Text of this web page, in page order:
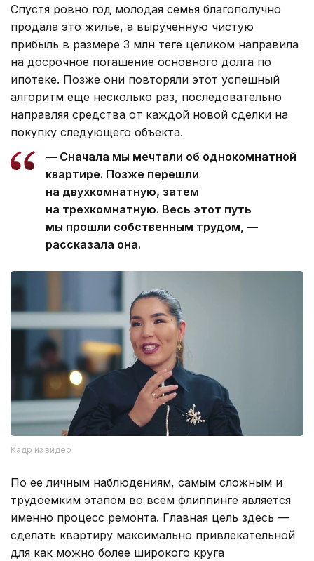
Спустя ровно год молодая семья благополучно
продала это жилье, а вырученную чистую
прибыль в размере 3 млн теңге целиком направила
на досрочное погашение основного долга по
ипотеке. Позже они повторяли этот успешный
алгоритм еще несколько раз, последовательно
направляя средства от каждой новой сделки на
покупку следующего объекта.
— Сначала мы мечтали об однокомнатной
квартире. Позже перешли
на двухкомнатную, затем
на трехкомнатную. Весь этот путь
мы прошли собственным трудом, —
рассказала она.
Кадр из видео
По ее личным наблюдениям, самым сложным и
трудоемким этапом во всем флиппинге является
именно процесс ремонта. Главная цель здесь —
сделать квартиру максимально привлекательной
для как можно более широкого круга